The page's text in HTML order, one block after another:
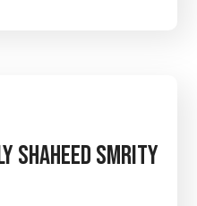
Shaheed Smrity